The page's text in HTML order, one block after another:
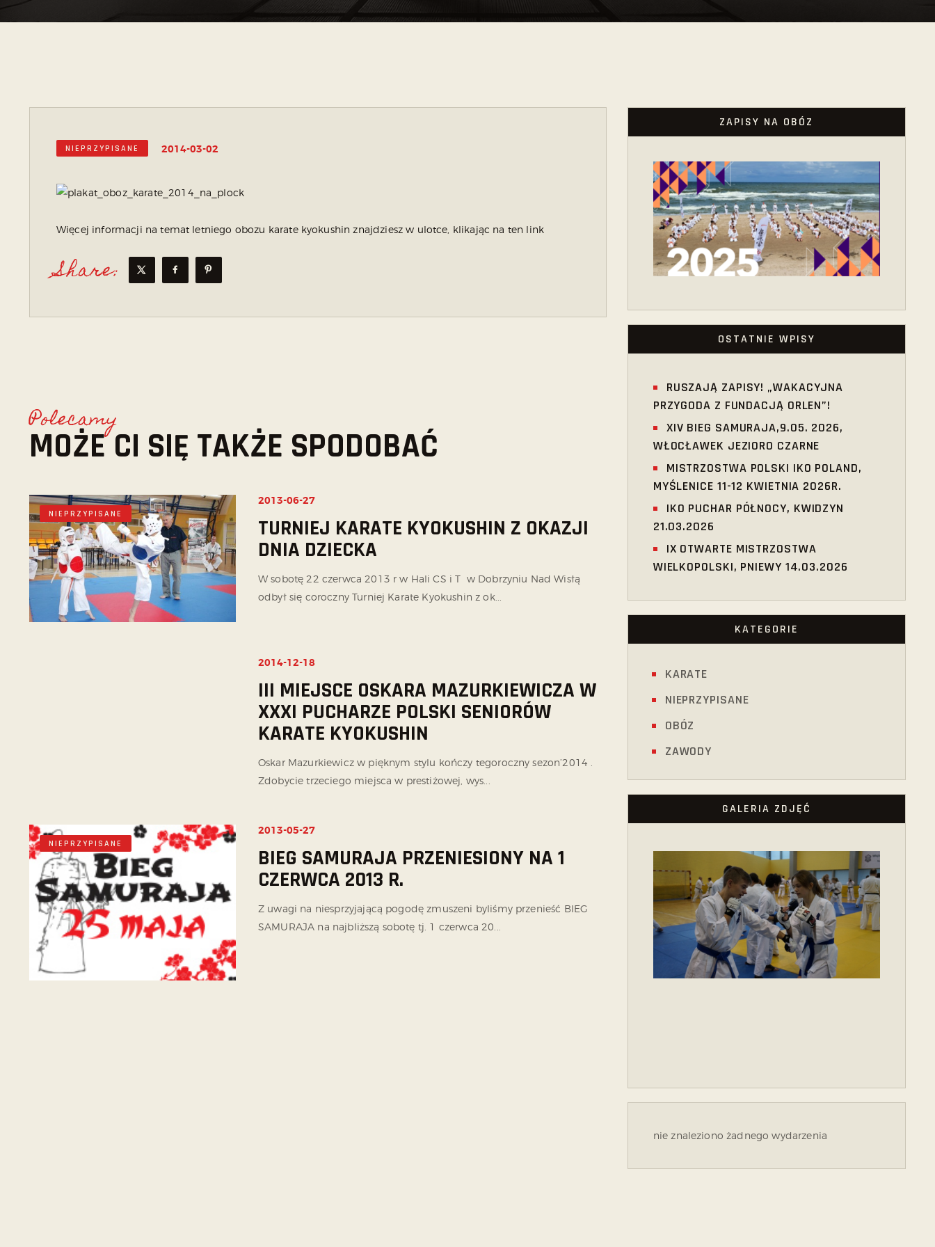
NIEPRZYPISANE 2014-03-02
Więcej informacji na temat letniego obozu karate kyokushin znajdziesz w ulotce, klikając na ten link
Share:
Polecamy
MOŻE CI SIĘ TAKŻE SPODOBAĆ
NIEPRZYPISANE
2013-06-27
TURNIEJ KARATE KYOKUSHIN Z OKAZJI
DNIA DZIECKA
W sobotę 22 czerwca 2013 r w Hali CS i T w Dobrzyniu Nad Wisłą
odbył się coroczny Turniej Karate Kyokushin z ok...
2014-12-18
III MIEJSCE OSKARA MAZURKIEWICZA W
XXXI PUCHARZE POLSKI SENIORÓW
KARATE KYOKUSHIN
Oskar Mazurkiewicz w pięknym stylu kończy tegoroczny sezon’2014 .
Zdobycie trzeciego miejsca w prestiżowej, wys...
NIEPRZYPISANE
2013-05-27
BIEG SAMURAJA PRZENIESIONY NA 1
CZERWCA 2013 R.
Z uwagi na niesprzyjającą pogodę zmuszeni byliśmy przenieść BIEG
SAMURAJA na najbliższą sobotę tj. 1 czerwca 20...
ZAPISY NA OBÓZ
OSTATNIE WPISY
RUSZAJĄ ZAPISY! „WAKACYJNA
PRZYGODA Z FUNDACJĄ ORLEN”!
XIV BIEG SAMURAJA,9.05. 2026,
WŁOCŁAWEK JEZIORO CZARNE
MISTRZOSTWA POLSKI IKO POLAND,
MYŚLENICE 11-12 KWIETNIA 2026R.
IKO PUCHAR PÓŁNOCY, KWIDZYN
21.03.2026
IX OTWARTE MISTRZOSTWA
WIELKOPOLSKI, PNIEWY 14.03.2026
KATEGORIE
KARATE
NIEPRZYPISANE
OBÓZ
ZAWODY
GALERIA ZDJĘĆ
nie znaleziono żadnego wydarzenia